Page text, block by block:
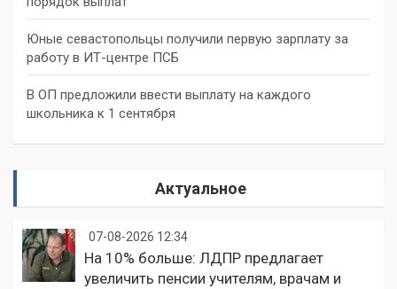
Юные севастопольцы получили первую зарплату за
работу в ИТ-центре ПСБ
В ОП предложили ввести выплату на каждого
школьника к 1 сентября
Актуальное
07-08-2026 12:34
На 10% больше: ЛДПР предлагает
увеличить пенсии учителям, врачам и